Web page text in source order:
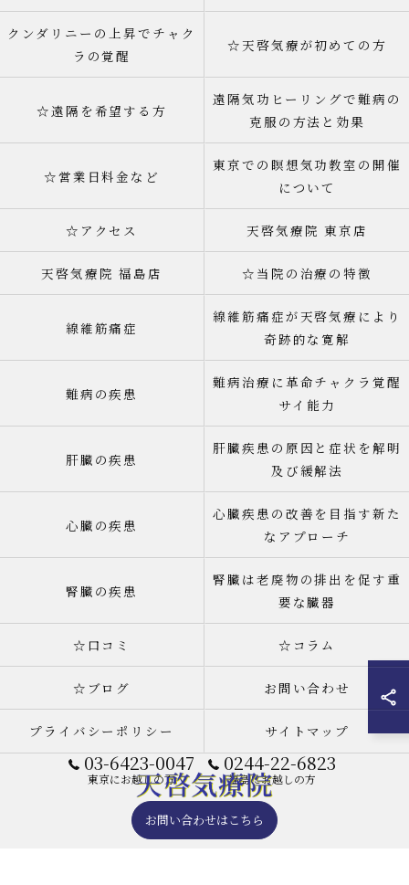
03-6423-0047
東京にお越しの方
0244-22-6823
福島にお越しの方
お問い合わせはこちら
クンダリニーの上昇でチャク
ラの覚醒
☆天啓気療が初めての方
☆遠隔を希望する方
遠隔気功ヒーリングで難病の
克服の方法と効果
☆営業日料金など
東京での瞑想気功教室の開催
について
☆アクセス 天啓気療院 東京店
天啓気療院 福島店 ☆当院の治療の特徴
線維筋痛症
線維筋痛症が天啓気療により
奇跡的な寛解
難病の疾患
難病治療に革命チャクラ覚醒
サイ能力
肝臓の疾患
肝臓疾患の原因と症状を解明
及び緩解法
心臓の疾患
心臓疾患の改善を目指す新た
なアプローチ
腎臓の疾患
腎臓は老廃物の排出を促す重
要な臓器
☆口コミ ☆コラム
☆ブログ お問い合わせ
プライバシーポリシー サイトマップ
© 2026 天啓気療院(天啓気功療法治療院) 東京店 ALL RIGHTS RESERVED.